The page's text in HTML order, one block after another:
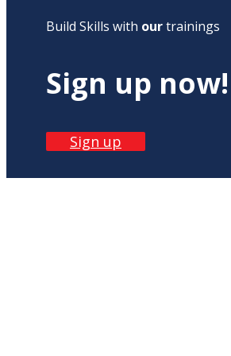
Build Skills with ourtrainings
Sign up now!
Sign up